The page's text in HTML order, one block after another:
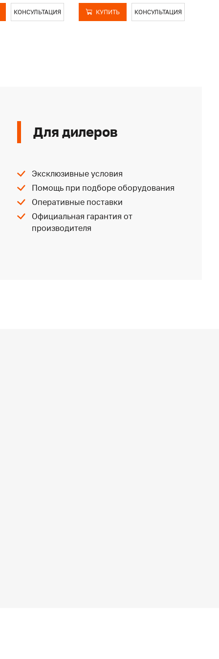
КОНСУЛЬТАЦИЯ КУПИТЬ КОНСУЛЬТАЦИЯ
Для дилеров
Эксклюзивные условия
Помощь при подборе оборудования
Оперативные поставки
Официальная гарантия от
производителя